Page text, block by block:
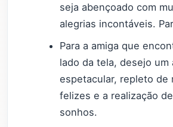
seja abençoado com
alegrias incontáveis.
Para a amiga que
lado da tela, desejo um
espetacular, repleto de
felizes e a realização
sonhos.